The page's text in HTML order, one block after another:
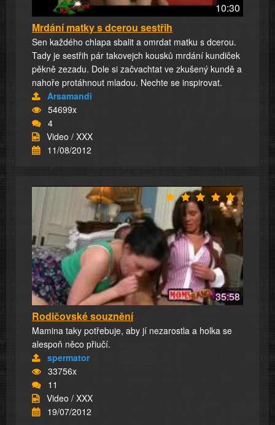
10:30
Mrdání matky s dcerou sestřih
Sen každého chlapa sbalit a omrdat matku s dcerou.
Tady je sestřih pár takovejch kousků mrdání kundiček
pěkně zezadu. Dole si začvachtat ve zkušený kundě a
nahoře protáhnout mladou. Nechte se inspirovat.
Arsamandi
54699x
4
Video / XXX
11/08/2012
35:58
Rodičovské souznění
Mamina taky potřebuje, aby jí nezarostla a holka se
alespoň něco přiučí.
spermator
33756x
11
Video / XXX
19/07/2012